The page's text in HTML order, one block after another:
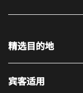
精选目的地
宾客适用